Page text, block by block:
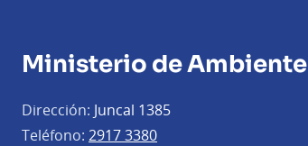
Ministerio de Ambiente
Dirección: Juncal 1385
Teléfono: 2917 3380